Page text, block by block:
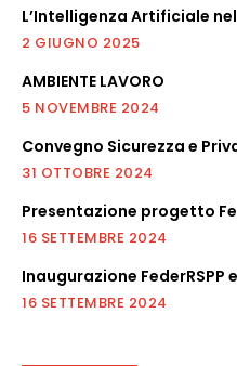
L’Intelligenza Artificiale
2 GIUGNO 2025
AMBIENTE LAVORO
5 NOVEMBRE 2024
Convegno Sicurezza e
31 OTTOBRE 2024
Presentazione progetto
16 SETTEMBRE 2024
Inaugurazione FederRSPP
16 SETTEMBRE 2024